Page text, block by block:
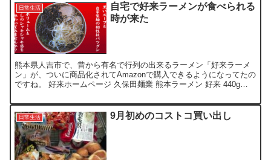
日常生活
自宅で好来ラーメンが食べられる
時が来た
熊本県人吉市で、昔から有名で行列の出来るラーメン「好来ラーメ
ン」が、ついに商品化されてAmazonで購入できるようになってたの
ですね。 好来ホームページ 久保田麺業 熊本ラーメン 好来 440g
日常生活 9月初めのコストコ買い出し